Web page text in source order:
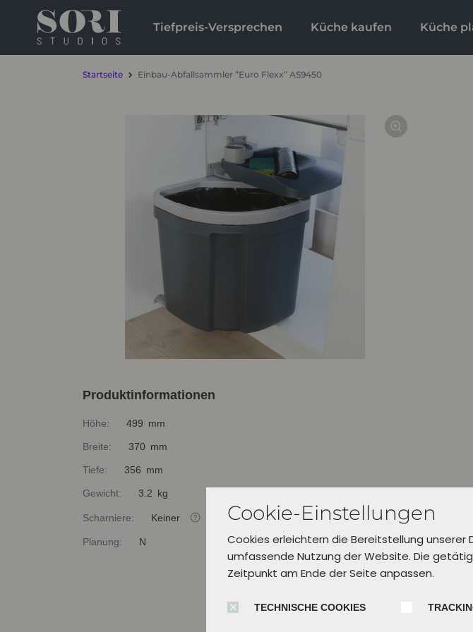
Cookie-Einstellungen
Cookies erleichtern die Bereitstellung unserer
umfassende Nutzung der Website. Die
Zeitpunkt am Ende der Seite anpassen.
TECHNISCHE COOKIES
Tiefpreis-Versprechen Küche kaufen Küche
Startseite Einbau-Abfallsammler ”Euro Flexx” AS9450
Produktinformationen
Höhe: 499 mm
Breite: 370 mm
Tiefe: 356 mm
Gewicht: 3.2 kg
Scharniere: Keiner
Planung: N